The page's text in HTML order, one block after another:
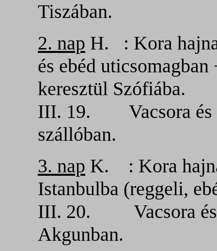
Tiszában.
2. nap H. : Kora
és ebéd
keresztül Szófiába.
III. 19. Vacsora és
szállóban.
3. nap K. : Kora
Istanbulba (reggeli,
III. 20. Vacsora és
Akgunban.